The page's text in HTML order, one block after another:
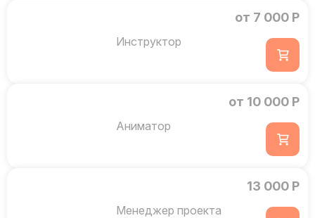
Инструктор
от 7 000 Р
Аниматор
от 10 000 Р
Менеджер проекта
13 000 Р